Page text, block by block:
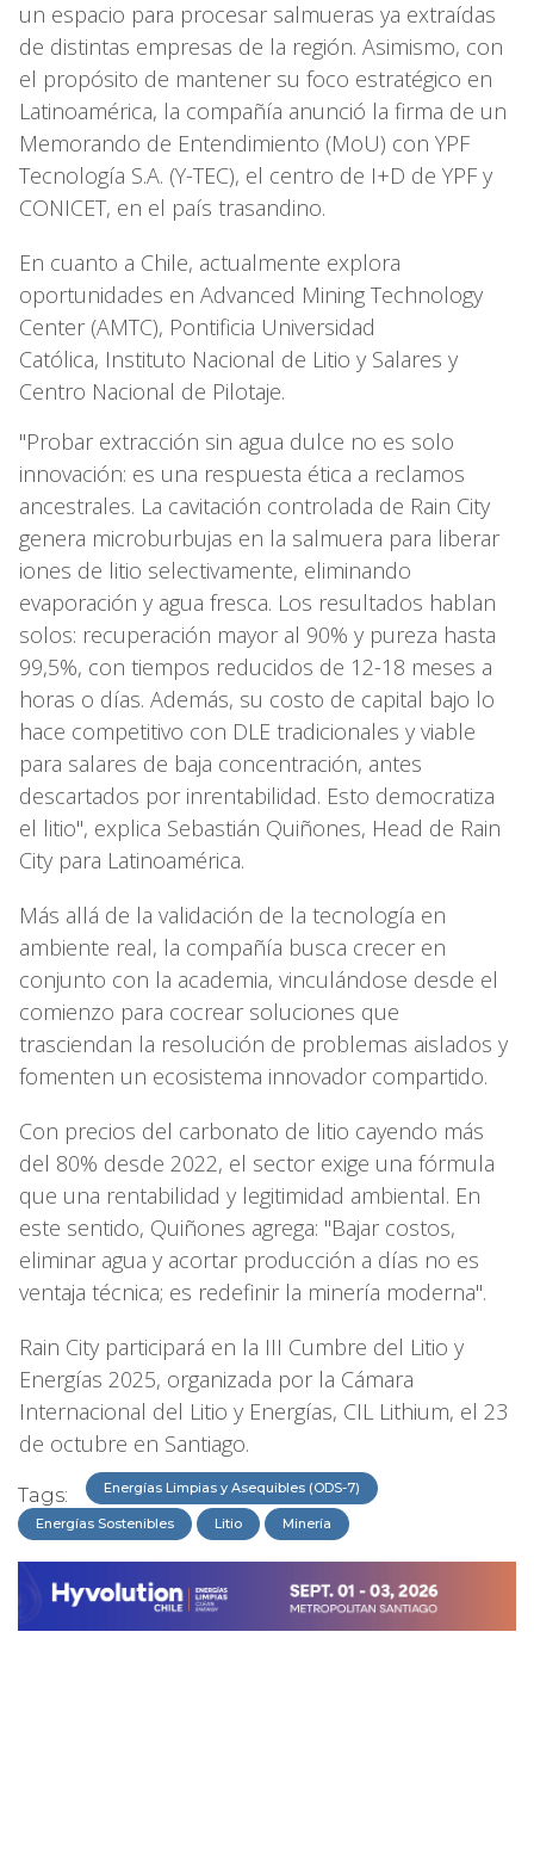
un espacio para procesar salmueras ya extraídas
de distintas empresas de la región. Asimismo, con
el propósito de mantener su foco estratégico en
Latinoamérica, la compañía anunció la firma de un
Memorando de Entendimiento (MoU) con YPF
Tecnología S.A. (Y-TEC), el centro de I+D de YPF y
CONICET, en el país trasandino.
En cuanto a Chile, actualmente explora
oportunidades en Advanced Mining Technology
Center (AMTC), Pontificia Universidad
Católica, Instituto Nacional de Litio y Salares y
Centro Nacional de Pilotaje.
"Probar extracción sin agua dulce no es solo
innovación: es una respuesta ética a reclamos
ancestrales. La cavitación controlada de Rain City
genera microburbujas en la salmuera para liberar
iones de litio selectivamente, eliminando
evaporación y agua fresca. Los resultados hablan
solos: recuperación mayor al 90% y pureza hasta
99,5%, con tiempos reducidos de 12-18 meses a
horas o días. Además, su costo de capital bajo lo
hace competitivo con DLE tradicionales y viable
para salares de baja concentración, antes
descartados por inrentabilidad. Esto democratiza
el litio", explica Sebastián Quiñones, Head de Rain
City para Latinoamérica.
Más allá de la validación de la tecnología en
ambiente real, la compañía busca crecer en
conjunto con la academia, vinculándose desde el
comienzo para cocrear soluciones que
trasciendan la resolución de problemas aislados y
fomenten un ecosistema innovador compartido.
Con precios del carbonato de litio cayendo más
del 80% desde 2022, el sector exige una fórmula
que una rentabilidad y legitimidad ambiental. En
este sentido, Quiñones agrega: "Bajar costos,
eliminar agua y acortar producción a días no es
ventaja técnica; es redefinir la minería moderna".
Rain City participará en la III Cumbre del Litio y
Energías 2025, organizada por la Cámara
Internacional del Litio y Energías, CIL Lithium, el 23
de octubre en Santiago.
Tags: Energías Limpias y Asequibles (ODS-7)
Energías Sostenibles Litio Minería